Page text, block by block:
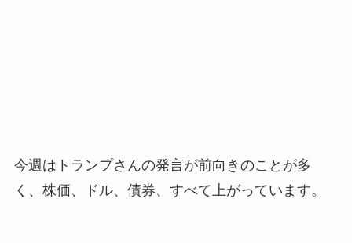
今週はトランプさんの発言が前向きのことが多
く、株価、ドル、債券、すべて上がっています。